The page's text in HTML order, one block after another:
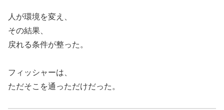
人が環境を変え、
その結果、
戻れる条件が整った。
フィッシャーは、
ただそこを通っただけだった。